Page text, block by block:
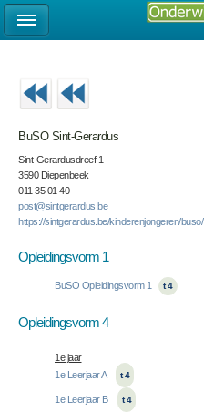
BuSO Sint-Gerardus
Sint-Gerardusdreef 1
3590 Diepenbeek
011 35 01 40
post@sintgerardus.be
https://sintgerardus.be/kinderenjongeren/buso/
Opleidingsvorm 1
BuSO Opleidingsvorm 1 t 4
Opleidingsvorm 4
1e jaar
1e Leerjaar A
t 4
1e Leerjaar B t 4